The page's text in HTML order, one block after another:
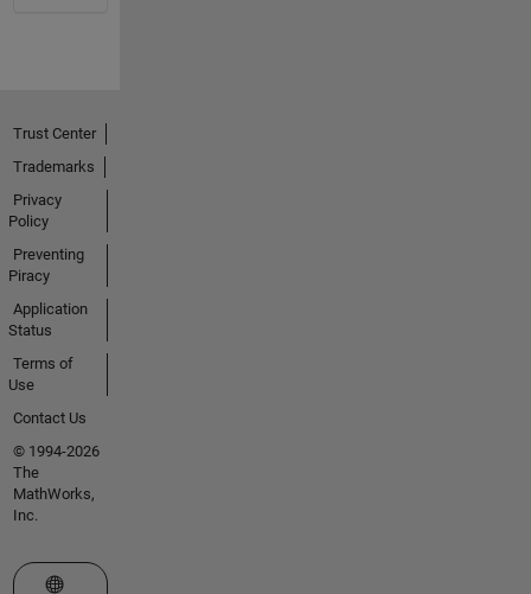
Trust Center
Trademarks
Privacy
Policy
Preventing
Piracy
Application
Status
Terms of
Use
Contact Us
© 1994-2026
The
MathWorks,
Inc.
Select a Web Site